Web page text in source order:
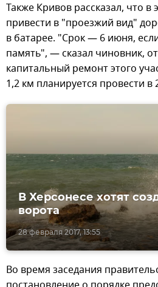
Также Кривов рассказал, что в
привести в "проезжий вид"
в батарее. "Срок — 6 июня,
память", — сказал чиновник,
капитальный ремонт этого
1,2 км планируется провести в
28 февраля 2017, 13:55
В Херсонесе хотят
ворота
Во время заседания